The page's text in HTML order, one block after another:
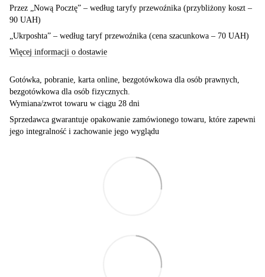
Przez „Nową Pocztę” – według taryfy przewoźnika (przybliżony koszt –
90 UAH)
„Ukrposhta” – według taryf przewoźnika (cena szacunkowa – 70 UAH)
Więcej informacji o dostawie
Gotówka, pobranie, karta online, bezgotówkowa dla osób prawnych,
bezgotówkowa dla osób fizycznych.
Wymiana/zwrot towaru w ciągu 28 dni
Sprzedawca gwarantuje opakowanie zamówionego towaru, które zapewni
jego integralność i zachowanie jego wyglądu